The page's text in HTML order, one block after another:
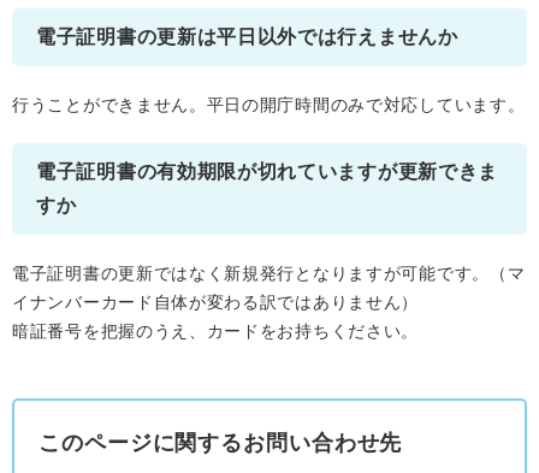
電子証明書の更新は平日以外では行えませんか
行うことができません。平日の開庁時間のみで対応しています。
電子証明書の有効期限が切れていますが更新できま
すか
電子証明書の更新ではなく新規発行となりますが可能です。（マ
イナンバーカード自体が変わる訳ではありません）
暗証番号を把握のうえ、カードをお持ちください。
このページに関するお問い合わせ先